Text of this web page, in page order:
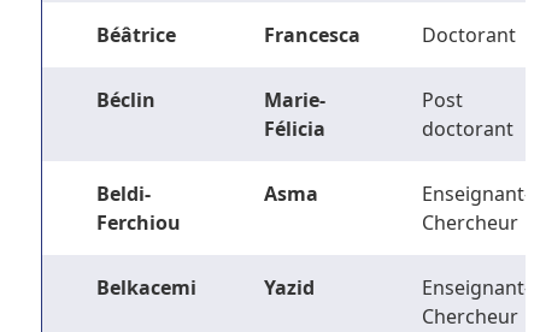
Béâtrice Francesca Doctorant
Béclin
Marie-
Félicia
Post
doctorant
Beldi-
Ferchiou
Asma
Enseignant-
Chercheur
Belkacemi Yazid
Enseignant-
Chercheur